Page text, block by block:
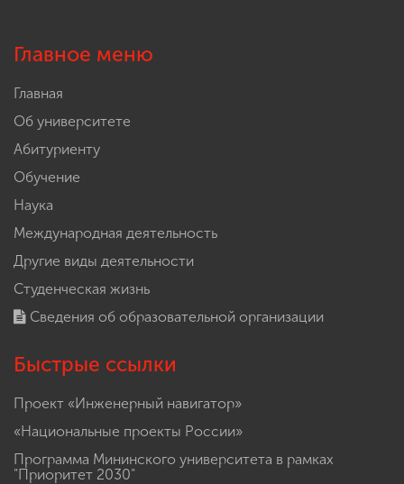
Главное меню
Главная
Об университете
Абитуриенту
Обучение
Наука
Международная деятельность
Другие виды деятельности
Студенческая жизнь
Сведения об образовательной организации
Быстрые ссылки
Проект «Инженерный навигатор»
«Национальные проекты России»
Программа Мининского университета в рамках
"Приоритет 2030"